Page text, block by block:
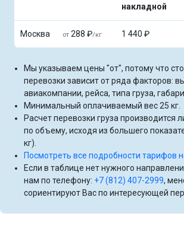
накладной
Москва от 288 ₽/кг 1 440 ₽
Мы указываем цены "от", потому что
перевозки зависит от ряда факторов:
авиакомпании, рейса, типа груза,
Минимальный оплачиваемый вес 25 кг.
Расчет перевозки груза производится
по объему, исходя из большего
кг).
Посмотреть все подробности тарифов
Если в таблице нет нужного
нам по телефону: +7 (812) 407-2999,
сориентируют Вас по интересующей